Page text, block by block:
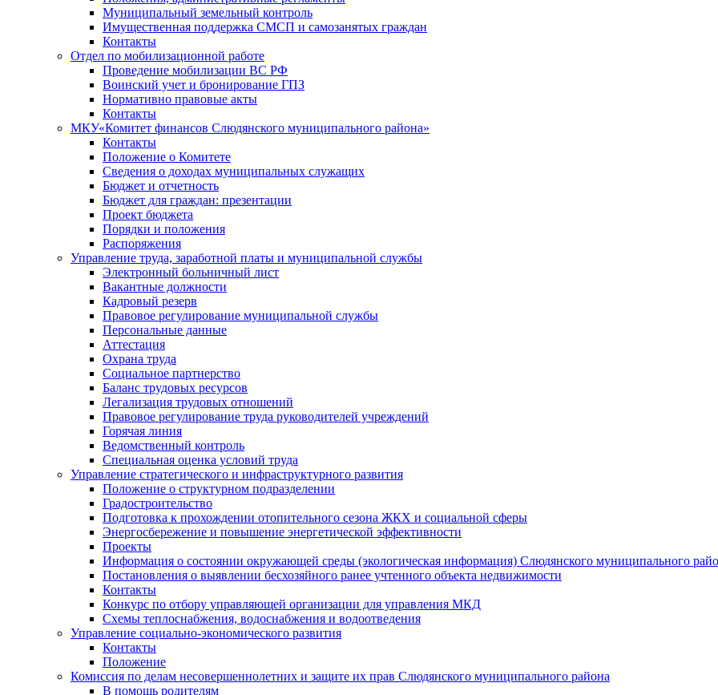
Муниципальный земельный контроль
Имущественная поддержка СМСП и самозанятых граждан
Контакты
Отдел по мобилизационной работе
Проведение мобилизации ВС РФ
Воинский учет и бронирование ГПЗ
Нормативно правовые акты
Контакты
МКУ«Комитет финансов Слюдянского муниципального района»
Контакты
Положение о Комитете
Сведения о доходах муниципальных служащих
Бюджет и отчетность
Бюджет для граждан: презентации
Проект бюджета
Порядки и положения
Распоряжения
Управление труда, заработной платы и муниципальной службы
Электронный больничный лист
Вакантные должности
Кадровый резерв
Правовое регулирование муниципальной службы
Персональные данные
Аттестация
Охрана труда
Социальное партнерство
Баланс трудовых ресурсов
Легализация трудовых отношений
Правовое регулирование труда руководителей учреждений
Горячая линия
Ведомственный контроль
Специальная оценка условий труда
Управление стратегического и инфраструктурного развития
Положение о структурном подразделении
Градостроительство
Подготовка к прохождении отопительного сезона ЖКХ и социальной сферы
Энергосбережение и повышение энергетической эффективности
Проекты
Информация о состоянии окружающей среды (экологическая информация) Слюдянского муниципального
Постановления о выявлении бесхозяйного ранее учтенного объекта недвижимости
Контакты
Конкурс по отбору управляющей организации для управления МКД
Схемы теплоснабжения, водоснабжения и водоотведения
Управление социально-экономического развития
Контакты
Положение
Комиссия по делам несовершеннолетних и защите их прав Слюдянского муниципального района
В помощь родителям